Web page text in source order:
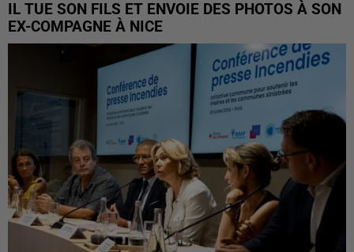
IL TUE SON FILS ET ENVOIE DES PHOTOS À SON
EX-COMPAGNE À NICE